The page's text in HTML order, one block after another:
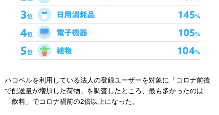
ハコベルを利用している法人の登録ユーザーを対象に「コロナ前後
で配送量が増加した荷物」を調査したところ、最も多かったのは
「飲料」でコロナ禍前の2倍以上になった。